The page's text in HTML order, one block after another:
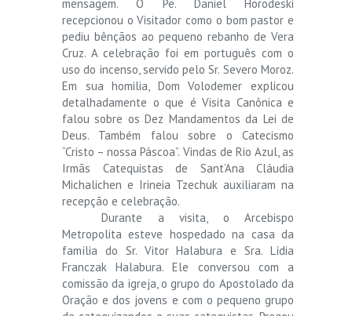
mensagem. O Pe. Daniel Horodeski
recepcionou o Visitador como o bom pastor e
pediu bênçãos ao pequeno rebanho de Vera
Cruz. A celebração foi em português com o
uso do incenso, servido pelo Sr. Severo Moroz.
Em sua homilia, Dom Volodemer explicou
detalhadamente o que é Visita Canônica e
falou sobre os Dez Mandamentos da Lei de
Deus. Também falou sobre o Catecismo
“Cristo – nossa Páscoa”. Vindas de Rio Azul, as
Irmãs Catequistas de Sant’Ana Cláudia
Michalichen e Irineia Tzechuk auxiliaram na
recepção e celebração.
Durante a visita, o Arcebispo
Metropolita esteve hospedado na casa da
família do Sr. Vitor Halabura e Sra. Lídia
Franczak Halabura. Ele conversou com a
comissão da igreja, o grupo do Apostolado da
Oração e dos jovens e com o pequeno grupo